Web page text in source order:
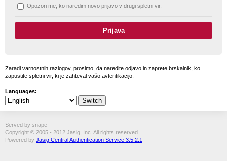
Opozori me, ko naredim novo prijavo v drugi spletni vir.
Zaradi varnostnih razlogov, prosimo, da naredite odjavo in zaprete brskalnik, ko
zapustite spletni vir, ki je zahteval vašo avtentikacijo.
Languages:
Served by snape
Copyright © 2005 - 2012 Jasig, Inc. All rights reserved.
Powered by Jasig Central Authentication Service 3.5.2.1